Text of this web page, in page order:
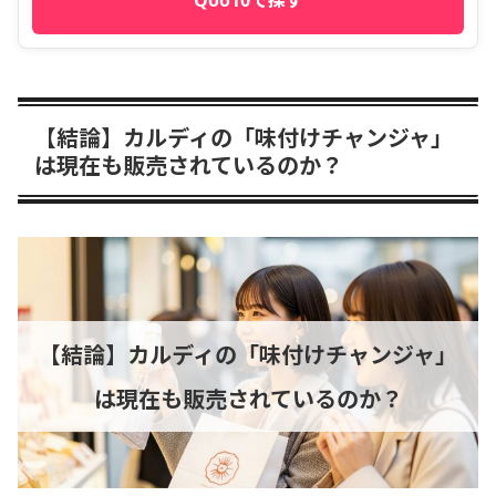
【結論】カルディの「味付けチャンジャ」
は現在も販売されているのか？
【結論】カルディの「味付けチャンジャ」
は現在も販売されているのか？